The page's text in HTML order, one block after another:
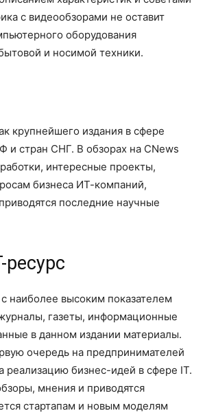
с видеообзорами не оставит
оборудования
и носимой техники.
крупнейшего издания в сфере
и стран СНГ. В обзорах на CNews
интересные проекты,
бизнеса ИТ-компаний,
последние научные
наиболее высоким показателем
газеты, информационные
в данном издании материалы.
очередь на предпринимателей
бизнес-идей в сфере IT.
мнения и приводятся
стартапам и новым моделям